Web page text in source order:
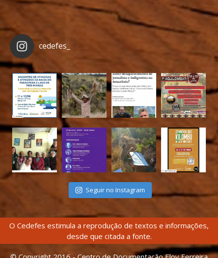
cedefes_
Seguir no Instagram
O Cedefes estimula a reprodução de textos e informações,
desde que citada a fonte.